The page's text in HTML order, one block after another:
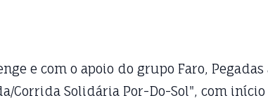
e com o apoio do grupo Faro, Pegadas
Corrida Solidária Por-Do-Sol", com início